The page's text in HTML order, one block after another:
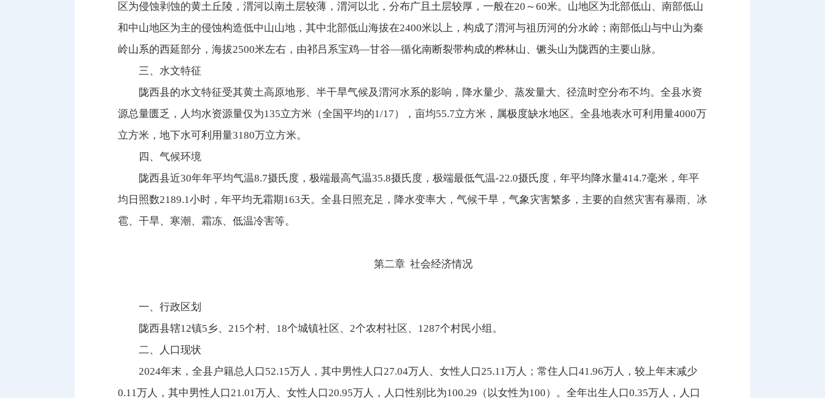
区为侵蚀剥蚀的黄土丘陵，渭河以南土层较薄，渭河以北，分布广且土层较厚，一般在20～60米。山地区为北部低山、南部低山
和中山地区为主的侵蚀构造低中山山地，其中北部低山海拔在2400米以上，构成了渭河与祖历河的分水岭；南部低山与中山为秦
岭山系的西延部分，海拔2500米左右，由祁吕系宝鸡—甘谷—循化南断裂带构成的桦林山、镢头山为陇西的主要山脉。
三、水文特征
陇西县的水文特征受其黄土高原地形、半干旱气候及渭河水系的影响，降水量少、蒸发量大、径流时空分布不均。全县水资
源总量匮乏，人均水资源量仅为135立方米（全国平均的1/17），亩均55.7立方米，属极度缺水地区。全县地表水可利用量4000万
立方米，地下水可利用量3180万立方米。
四、气候环境
陇西县近30年年平均气温8.7摄氏度，极端最高气温35.8摄氏度，极端最低气温-22.0摄氏度，年平均降水量414.7毫米，年平
均日照数2189.1小时，年平均无霜期163天。全县日照充足，降水变率大，气候干旱，气象灾害繁多，主要的自然灾害有暴雨、冰
雹、干旱、寒潮、霜冻、低温冷害等。
第二章 社会经济情况
一、行政区划
陇西县辖12镇5乡、215个村、18个城镇社区、2个农村社区、1287个村民小组。
二、人口现状
2024年末，全县户籍总人口52.15万人，其中男性人口27.04万人、女性人口25.11万人；常住人口41.96万人，较上年末减少
0.11万人，其中男性人口21.01万人、女性人口20.95万人，人口性别比为100.29（以女性为100）。全年出生人口0.35万人，人口